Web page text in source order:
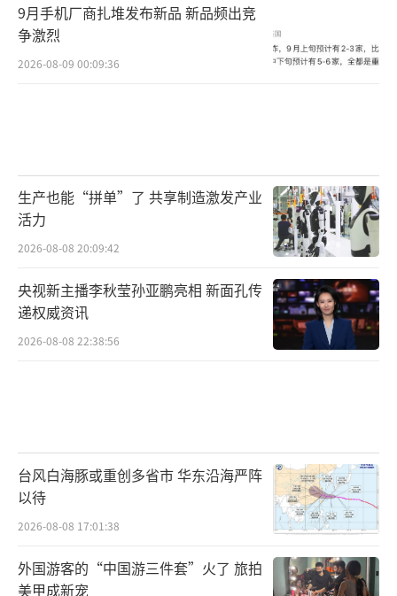
9月手机厂商扎堆发布新品 新品频出竞
争激烈
2026-08-09 00:09:36
生产也能“拼单”了 共享制造激发产业
活力
2026-08-08 20:09:42
央视新主播李秋莹孙亚鹏亮相 新面孔传
递权威资讯
2026-08-08 22:38:56
台风白海豚或重创多省市 华东沿海严阵
以待
2026-08-08 17:01:38
外国游客的“中国游三件套”火了 旅拍
美甲成新宠